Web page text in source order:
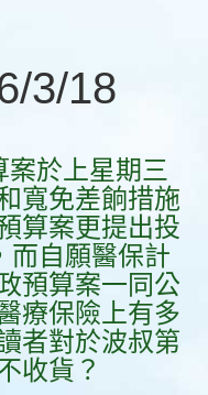
3/18
案於上星期三
寬免差餉措施
算案更提出投
而自願醫保計
預算案一同公
療保險上有多
者對於波叔第
收貨？